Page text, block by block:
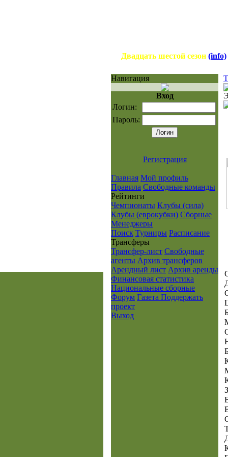
Двадцать шестой сезон (info)
Навигация
Вход
Логин:
Пароль:
Регистрация
Главная Мой профиль
Правила Свободные команды
Рейтинги
Чемпионаты Клубы (сила)
Клубы (еврокубки) Сборные
Менеджеры
Поиск Турниры Расписание
Транcферы
Трансфер-лист Свободные
агенты Архив трансферов
Арендный лист Архив аренды
Финансовая статистика
Национальные сборные
Форум Газета Поддержать
проект
Выход